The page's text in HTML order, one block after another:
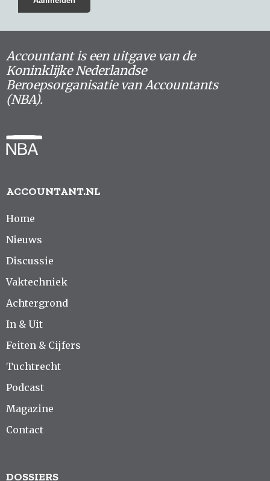
Accountant is een uitgave van de
Koninklijke Nederlandse
Beroepsorganisatie van Accountants
(NBA).
ACCOUNTANT.NL
Home
Nieuws
Discussie
Vaktechniek
Achtergrond
In & Uit
Feiten & Cijfers
Tuchtrecht
Podcast
Magazine
Contact
DOSSIERS